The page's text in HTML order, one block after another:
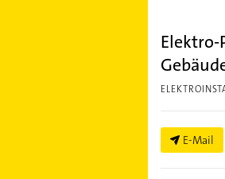
E-Mail